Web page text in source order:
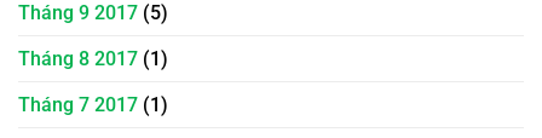
Tháng 9 2017 (5)
Tháng 8 2017 (1)
Tháng 7 2017 (1)